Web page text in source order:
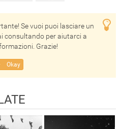
Se vuoi puoi lasciare un
consultando per aiutarci a
Grazie!
Okay